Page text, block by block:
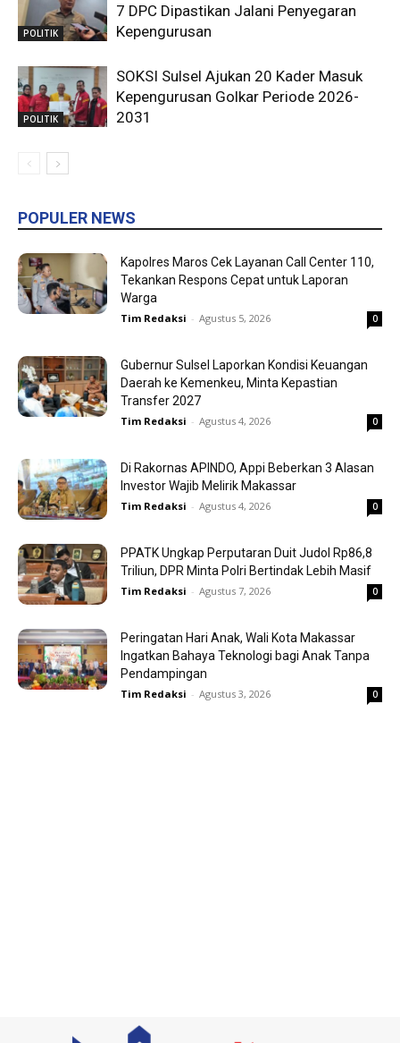
POLITIK
7 DPC Dipastikan Jalani Penyegaran
Kepengurusan
POLITIK
SOKSI Sulsel Ajukan 20 Kader Masuk
Kepengurusan Golkar Periode 2026-
2031
POPULER NEWS
Kapolres Maros Cek Layanan Call Center 110,
Tekankan Respons Cepat untuk Laporan
Warga
Tim Redaksi - Agustus 5, 2026 0
Gubernur Sulsel Laporkan Kondisi Keuangan
Daerah ke Kemenkeu, Minta Kepastian
Transfer 2027
Tim Redaksi - Agustus 4, 2026 0
Di Rakornas APINDO, Appi Beberkan 3 Alasan
Investor Wajib Melirik Makassar
Tim Redaksi - Agustus 4, 2026 0
PPATK Ungkap Perputaran Duit Judol Rp86,8
Triliun, DPR Minta Polri Bertindak Lebih Masif
Tim Redaksi - Agustus 7, 2026 0
Peringatan Hari Anak, Wali Kota Makassar
Ingatkan Bahaya Teknologi bagi Anak Tanpa
Pendampingan
Tim Redaksi - Agustus 3, 2026 0